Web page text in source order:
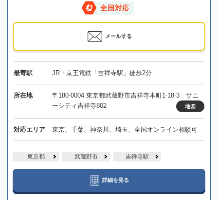
全国対応
メールする
最寄駅 JR・京王電鉄「吉祥寺駅」徒歩2分
所在地
〒180-0004 東京都武蔵野市吉祥寺本町1-18-3 サニ
ーシティ吉祥寺802
地図
対応エリア 東京、千葉、神奈川、埼玉、全国オンライン相談可
東京都 武蔵野市 吉祥寺駅
詳細を見る